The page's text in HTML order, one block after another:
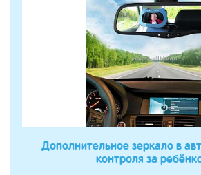
Дополнительное зеркало в
контроля за